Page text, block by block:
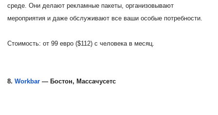
среде. Они делают рекламные пакеты, организовывают
мероприятия и даже обслуживают все ваши особые потребности.
Стоимость: от 99 евро ($112) с человека в месяц.
8. Workbar — Бостон, Массачусетс